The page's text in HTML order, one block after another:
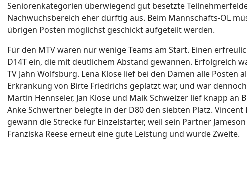
Seniorenkategorien überwiegend gut besetzte
Nachwuchsbereich eher dürftig aus. Beim Mannschafts-OL
übrigen Posten möglichst geschickt aufgeteilt werden.
Für den MTV waren nur wenige Teams am Start. Einen
D14T ein, die mit deutlichem Abstand gewannen. Erfolgreich
TV Jahn Wolfsburg. Lena Klose lief bei den Damen alle Posten
Erkrankung von Birte Friedrichs geplatzt war, und war
Martin Hennseler, Jan Klose und Maik Schweizer lief knapp
Anke Schwertner belegte in der D80 den siebten Platz.
gewann die Strecke für Einzelstarter, weil sein Partner
Franziska Reese erneut eine gute Leistung und wurde Zweite.